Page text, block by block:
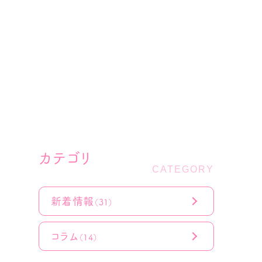
カテゴリ
新着情報 （31）
コラム （14）